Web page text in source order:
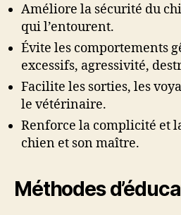
Améliore la sécurité du
qui l’entourent.
Évite les comportements
excessifs, agressivité,
Facilite les sorties, les
le vétérinaire.
Renforce la complicité et
chien et son maître.
Méthodes